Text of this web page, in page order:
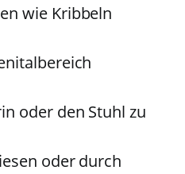
wie Kribbeln
oder den Stuhl zu
oder durch